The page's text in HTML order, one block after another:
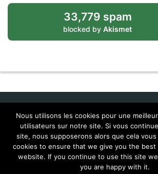
33,779 spam
blocked by Akismet
Idol Corporate
Contacts Feral Interactive
Localisations
Nous utilisons les cookies pour une
utilisateurs sur notre site. Si vous
site, nous supposerons alors que cela
cookies to ensure that we give you the
website. If you continue to use this site
you are happy with it.